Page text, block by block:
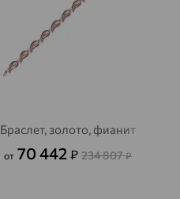
Браслет, золото, фианит
от 70 442 ₽ 234 807₽